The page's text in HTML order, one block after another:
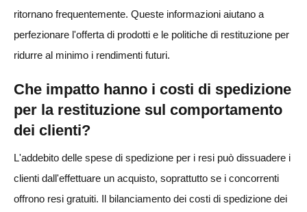
ritornano frequentemente. Queste informazioni aiutano a
perfezionare l'offerta di prodotti e le politiche di restituzione per
ridurre al minimo i rendimenti futuri.
Che impatto hanno i costi di spedizione
per la restituzione sul comportamento
dei clienti?
L'addebito delle spese di spedizione per i resi può dissuadere i
clienti dall'effettuare un acquisto, soprattutto se i concorrenti
offrono resi gratuiti. Il bilanciamento dei costi di spedizione dei